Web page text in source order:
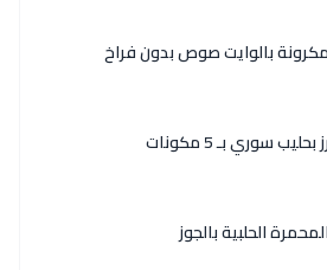
بالوايت صوص بدون فراخ
سوري بـ 5 مكونات
الحلبية بالجوز